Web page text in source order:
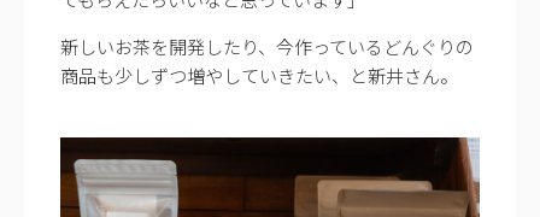
新しいお茶を開発したり、今作っているどんぐりの
商品も少しずつ増やしていきたい、と新井さん。